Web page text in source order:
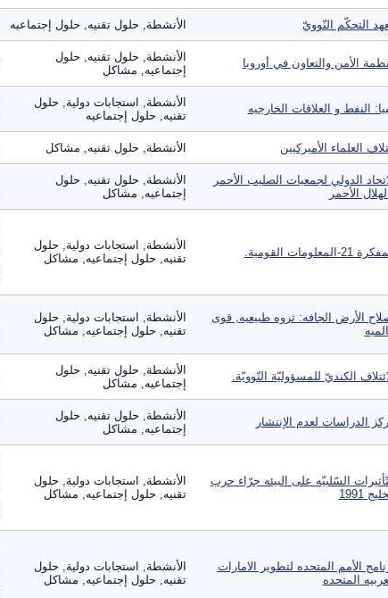
التحكّم النّوويّ الأنشطة, حلول تقنيه, حلول إجتماعيه
الأمن والتعاون في أوروبا
الأنشطة, حلول تقنيه, حلول
إجتماعيه, مشاكل
النفط و العلاقات الخارجيه
الأنشطة, استجابات دولية, حلول
تقنيه, حلول إجتماعيه
العلماء الأميركيين الأنشطة, حلول تقنيه, مشاكل
الدولي لجمعيات الصليب الأحمر
الأحمر
الأنشطة, حلول تقنيه, حلول
إجتماعيه, مشاكل
21-المعلومات القومية.
الأنشطة, استجابات دولية, حلول
تقنيه, حلول إجتماعيه, مشاكل
الأرض الجافه: ثروه طبيعيه, قوى
الأنشطة, استجابات دولية, حلول
تقنيه, حلول إجتماعيه, مشاكل
الكنديّ للمسؤوليّة النّوويّة.
الأنشطة, حلول تقنيه, حلول
إجتماعيه, مشاكل
الدراسات لعدم الإنتشار
الأنشطة, حلول تقنيه, حلول
إجتماعيه, مشاكل
السّلبيّه على البيئه جرّاء حرب
1991
الأنشطة, استجابات دولية, حلول
تقنيه, حلول إجتماعيه, مشاكل
الأمم المتحده لتطوير الامارات
المتحده
الأنشطة, استجابات دولية, حلول
تقنيه, حلول إجتماعيه, مشاكل